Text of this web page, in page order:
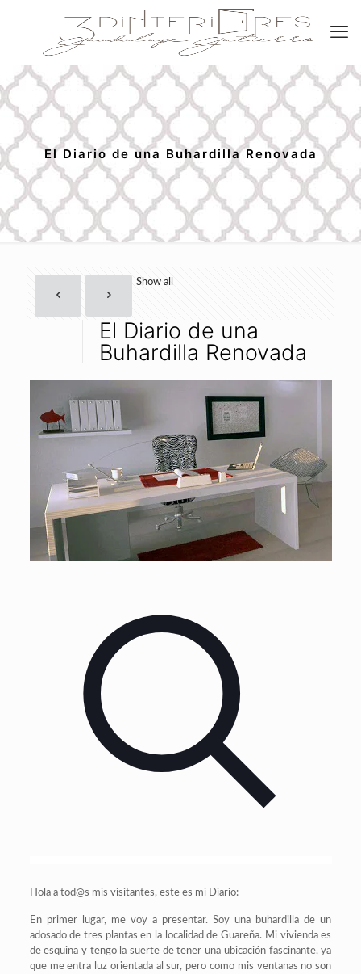
El Diario de una Buhardilla Renovada
Show all
El Diario de una
Buhardilla Renovada
Hola a tod@s mis visitantes, este es mi Diario:
En primer lugar, me voy a presentar. Soy una buhardilla de un
adosado de tres plantas en la localidad de Guareña. Mi vivienda es
de esquina y tengo la suerte de tener una ubicación fascinante, ya
que me entra luz orientada al sur, pero como mis ventanas no son